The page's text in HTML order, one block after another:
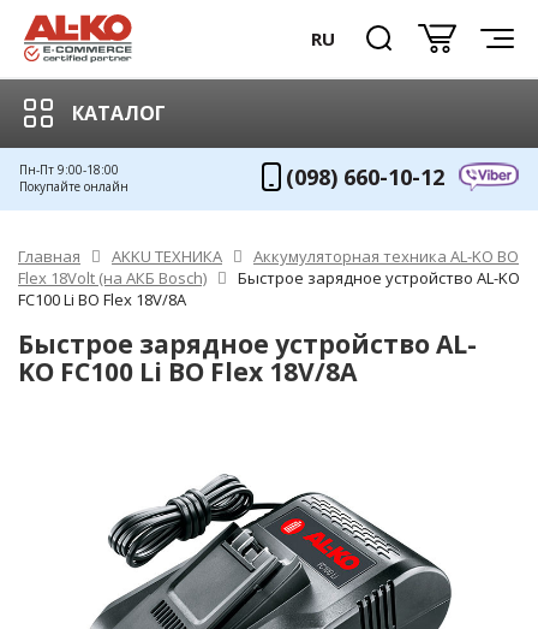
RU
КАТАЛОГ
Пн-Пт 9:00-18:00
Покупайте онлайн
(098) 660-10-12
Главная AKKU ТЕХНИКА
Аккумуляторная техника AL-KO BO
Flex 18Volt (на АКБ Bosch)
Быстрое зарядное устройство AL-KO
FC100 Li BO Flex 18V/8A
Быстрое зарядное устройство AL-
KO FC100 Li BO Flex 18V/8A